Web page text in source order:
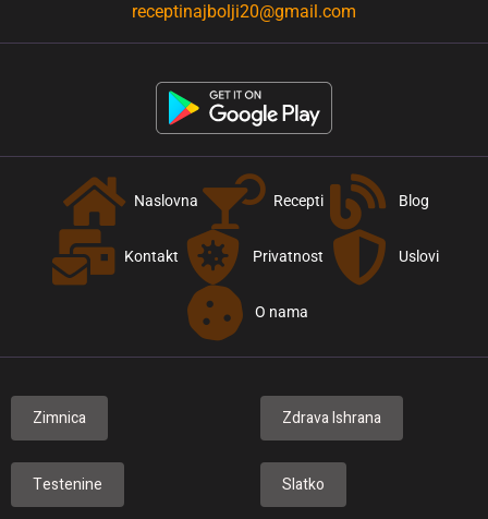
receptinajbolji20@gmail.com
Naslovna Recepti Blog
Kontakt Privatnost Uslovi
O nama
Zimnica Zdrava Ishrana
Testenine Slatko